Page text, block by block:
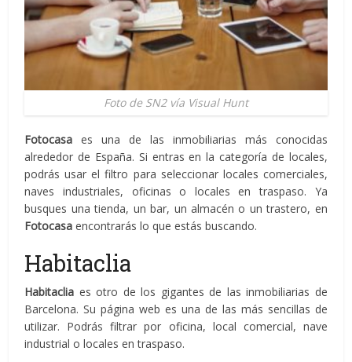
Foto de SN2 vía Visual Hunt
Fotocasa es una de las inmobiliarias más conocidas
alrededor de España. Si entras en la categoría de locales,
podrás usar el filtro para seleccionar locales comerciales,
naves industriales, oficinas o locales en traspaso. Ya
busques una tienda, un bar, un almacén o un trastero, en
Fotocasa encontrarás lo que estás buscando.
Habitaclia
Habitaclia es otro de los gigantes de las inmobiliarias de
Barcelona. Su página web es una de las más sencillas de
utilizar. Podrás filtrar por oficina, local comercial, nave
industrial o locales en traspaso.